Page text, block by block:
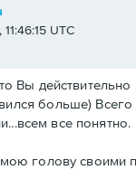
UTC
Вы
больше)
все понятно.
голову